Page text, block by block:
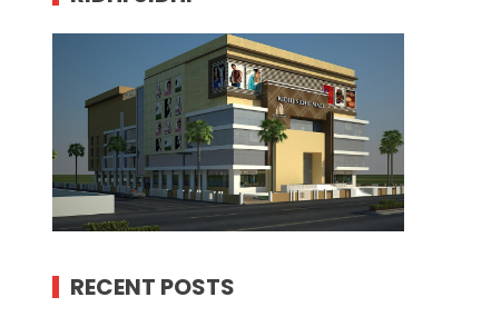
RECENT POSTS